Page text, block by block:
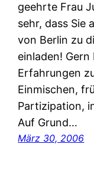
geehrte Frau
sehr, dass Sie
von Berlin zu
einladen!
Erfahrungen
Einmischen,
Partizipation,
Auf Grund…
März 30, 2006